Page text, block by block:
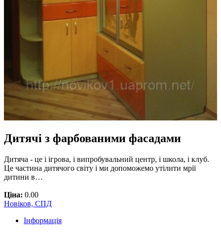
Дитячі з фарбованими фасадами
Дитяча - це і ігрова, і випробувальний центр, і школа, і клуб.
Це частина дитячого світу і ми допоможемо утілити мрії
дитини в…
Ціна: 0.00
Новіков, СПД
Інформація